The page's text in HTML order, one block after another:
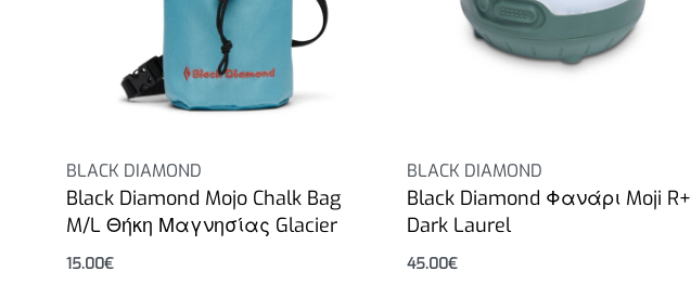
BLACK DIAMOND
Black Diamond Mojo Chalk Bag
M/L Θήκη Μαγνησίας Glacier
15.00€
BLACK DIAMOND
Black Diamond Φανάρι Moji R+
Dark Laurel
45.00€